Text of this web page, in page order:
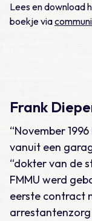
Lees en download
boekje via
Frank
“November
vanuit een
“dokter van de
FMMU werd
eerste contract